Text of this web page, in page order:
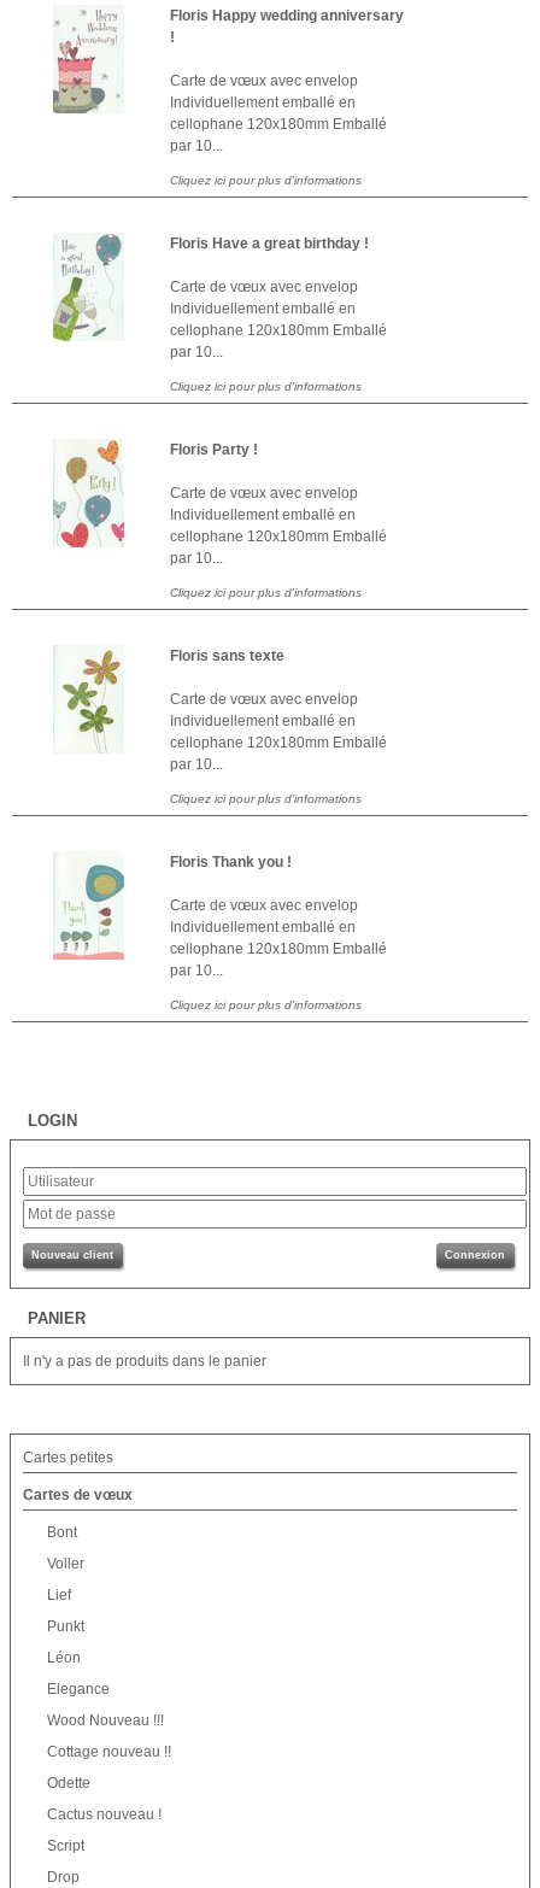
Floris Happy wedding anniversary
!
Carte de vœux avec envelop
Individuellement emballé en
cellophane 120x180mm Emballé
par 10...
Cliquez ici pour plus d'informations
Floris Have a great birthday !
Carte de vœux avec envelop
Individuellement emballé en
cellophane 120x180mm Emballé
par 10...
Cliquez ici pour plus d'informations
Floris Party !
Carte de vœux avec envelop
Individuellement emballé en
cellophane 120x180mm Emballé
par 10...
Cliquez ici pour plus d'informations
Floris sans texte
Carte de vœux avec envelop
Individuellement emballé en
cellophane 120x180mm Emballé
par 10...
Cliquez ici pour plus d'informations
Floris Thank you !
Carte de vœux avec envelop
Individuellement emballé en
cellophane 120x180mm Emballé
par 10...
Cliquez ici pour plus d'informations
LOGIN
Nouveau client Connexion
PANIER
Il n'y a pas de produits dans le panier
Cartes petites
Cartes de vœux
Bont
Voller
Lief
Punkt
Léon
Elegance
Wood Nouveau !!!
Cottage nouveau !!
Odette
Cactus nouveau !
Script
Drop